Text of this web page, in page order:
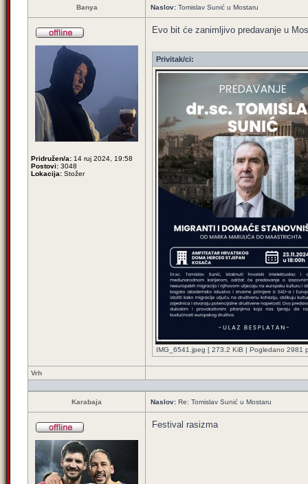
Banya Naslov: Tomislav Sunić u Mostaru
Pridružen/a: 14 ruj 2024, 19:58
Postovi: 3048
Lokacija: Stožer
Evo bit će zanimljivo predavanje u
Privitak/ci:
IMG_6541.jpeg [ 273.2 KiB | Pogledano 2981
Vrh
Karabaja Naslov: Re: Tomislav Sunić u Mostaru
Festival rasizma